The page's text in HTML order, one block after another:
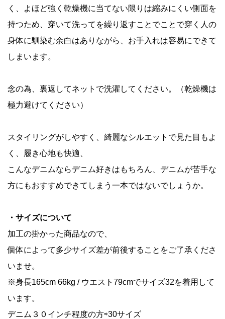
く、よほど強く乾燥機に当てない限りは縮みにくい側面を
持つため、穿いて洗ってを繰り返すことでことで穿く人の
身体に馴染む余白はありながら、お手入れは容易にできて
しまいます。
念の為、裏返してネットで洗濯してください。（乾燥機は
極力避けてください）
スタイリングがしやすく、綺麗なシルエットで見た目もよ
く、履き心地も快適、
こんなデニムならデニム好きはもちろん、デニムが苦手な
方にもおすすめできてしまう一本ではないでしょうか。
・サイズについて
加工の掛かった商品なので、
個体によって多少サイズ差が前後することをご了承くださ
いませ。
※身長165cm 66kg / ウエスト79cmでサイズ32を着用して
います。
デニム３０インチ程度の方⇨30サイズ